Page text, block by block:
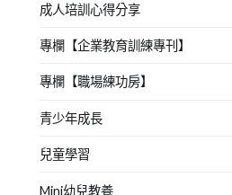
成人培訓心得分享
專欄【企業教育訓練專刊】
專欄【職場練功房】
青少年成長
兒童學習
Mini幼兒教養